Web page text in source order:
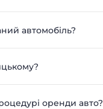
автомобіль?
оренди авто?